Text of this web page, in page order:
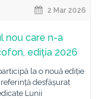
2 Mar 2026
nou care n-a
ediția 2026
la o nouă ediție
desfășurat
Lunii